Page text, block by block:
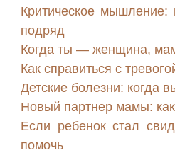
Критическое мышление:
подряд
Когда ты — женщина,
Как справиться с
Детские болезни: когда
Новый партнер мамы:
Если ребенок стал
помочь